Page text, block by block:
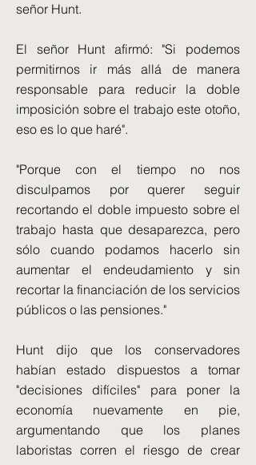
señor Hunt.
El señor Hunt afirmó: "Si podemos
permitirnos ir más allá de manera
responsable para reducir la doble
imposición sobre el trabajo este otoño,
eso es lo que haré".
"Porque con el tiempo no nos
disculpamos por querer seguir
recortando el doble impuesto sobre el
trabajo hasta que desaparezca, pero
sólo cuando podamos hacerlo sin
aumentar el endeudamiento y sin
recortar la financiación de los servicios
públicos o las pensiones."
Hunt dijo que los conservadores
habían estado dispuestos a tomar
"decisiones difíciles" para poner la
economía nuevamente en pie,
argumentando que los planes
laboristas corren el riesgo de crear